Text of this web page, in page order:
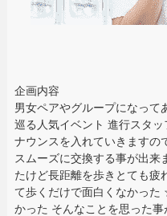
企画内容
男女ペアやグループになって
巡る人気イベント 進行スタ
ナウンスを入れていきますの
スムーズに交換する事が出
たけど長距離を歩きとても
て歩くだけで面白くなかっ
かった そんなことを思った